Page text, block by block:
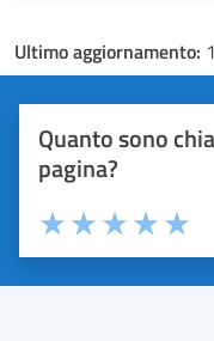
Ultimo aggiornamento:
Quanto sono
pagina?
Valuta 4
Valuta 3
Valuta 2 stelle
Valuta 1 stelle su 5